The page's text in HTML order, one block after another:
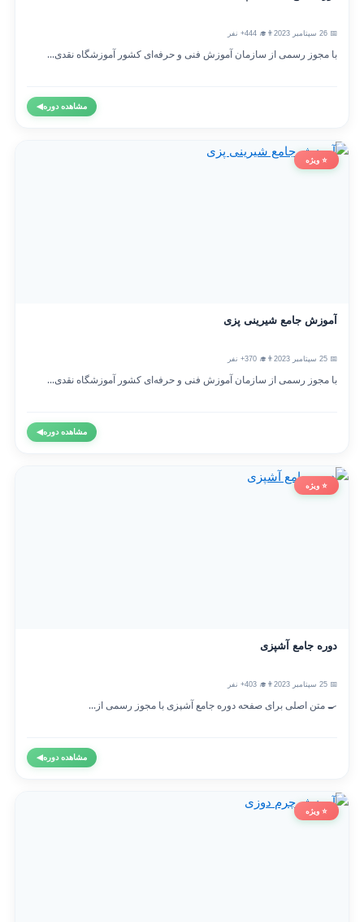
👨‍🎓 444+ نفر
با مجوز رسمی از سازمان آموزش فنی و حرفه‌ای کشور آموزشگاه نقدی...
مشاهده دوره◀
⭐ ویژه
آموزش جامع شیرینی پزی
👨‍🎓 370+ نفر
با مجوز رسمی از سازمان آموزش فنی و حرفه‌ای کشور آموزشگاه نقدی...
مشاهده دوره◀
⭐ ویژه
دوره جامع آشپزی
👨‍🎓 403+ نفر
🍳 متن اصلی برای صفحه دوره جامع آشپزی با مجوز رسمی از...
مشاهده دوره◀
⭐ ویژه